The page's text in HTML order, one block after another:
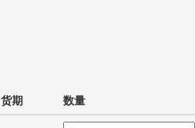
货期 数量